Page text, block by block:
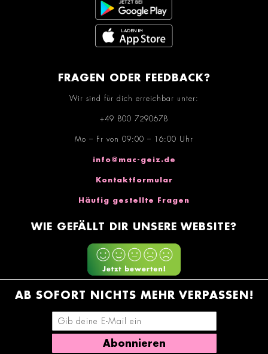
FRAGEN ODER FEEDBACK?
Wir sind für dich erreichbar unter:
+49 800 7290678
Mo – Fr von 09:00 – 16:00 Uhr
info@mac-geiz.de
Kontaktformular
Häufig gestellte Fragen
WIE GEFÄLLT DIR UNSERE WEBSITE?
AB SOFORT NICHTS MEHR VERPASSEN!
E-Mail-Adresse eingeben
Abonnieren